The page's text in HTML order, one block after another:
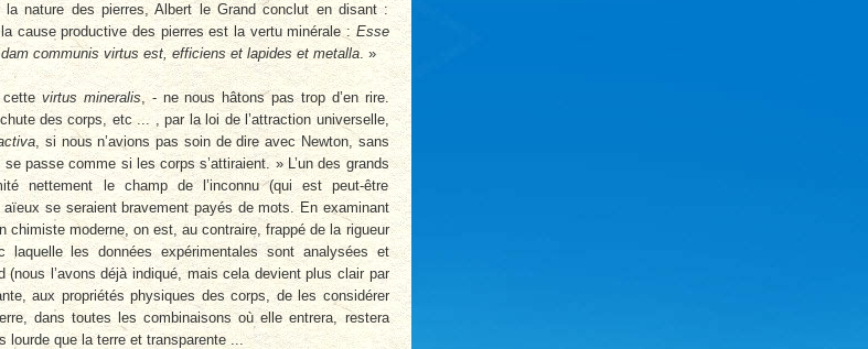
nature des pierres, Albert le Grand conclut en disant :
cause productive des pierres est la vertu minérale : Esse
communis virtus est, efficiens et lapides et metalla. »
cettevirtus mineralis, - ne nous hâtons pas trop d’en rire.
des corps, etc ... , par la loi de l’attraction universelle,
, si nous n’avions pas soin de dire avec Newton, sans
passe comme si les corps s’attiraient. » L’un des grands
nettement le champ de l’inconnu (qui est peut-être
aïeux se seraient bravement payés de mots. En examinant
chimiste moderne, on est, au contraire, frappé de la rigueur
les données expérimentales sont analysées et
l’avons déjà indiqué, mais cela devient plus clair par
aux propriétés physiques des corps, de les considérer
dans toutes les combinaisons où elle entrera, restera
que la terre et transparente ...